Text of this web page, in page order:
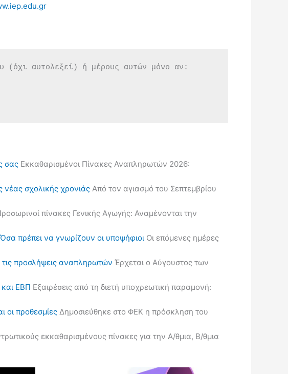
(όχι αυτολεξεί) ή μέρους αυτών μόνο αν:
σας Εκκαθαρισμένοι Πίνακες Αναπληρωτών 2026:
νέας σχολικής χρονιάς Από τον αγιασμό του Σεπτεμβρίου
πίνακες Γενικής Αγωγής: Αναμένονται την
πρέπει να γνωρίζουν οι υποψήφιοι Οι επόμενες ημέρες
τις προσλήψεις αναπληρωτών Έρχεται ο Αύγουστος των
και ΕΒΠ Εξαιρέσεις από τη διετή υποχρεωτική παραμονή:
οι προθεσμίες Δημοσιεύθηκε στο ΦΕΚ η πρόσκληση του
εκκαθαρισμένους πίνακες για την Α/θμια, Β/θμια